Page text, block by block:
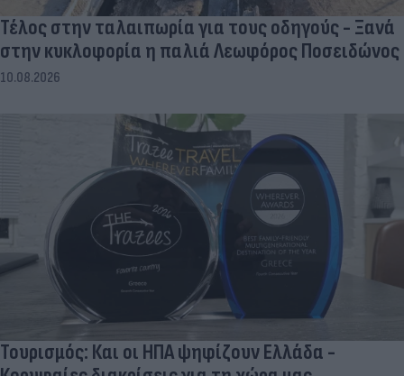
Τέλος στην ταλαιπωρία για τους οδηγούς - Ξανά
στην κυκλοφορία η παλιά Λεωφόρος Ποσειδώνος
10.08.2026
Τουρισμός: Και οι ΗΠΑ ψηφίζουν Ελλάδα -